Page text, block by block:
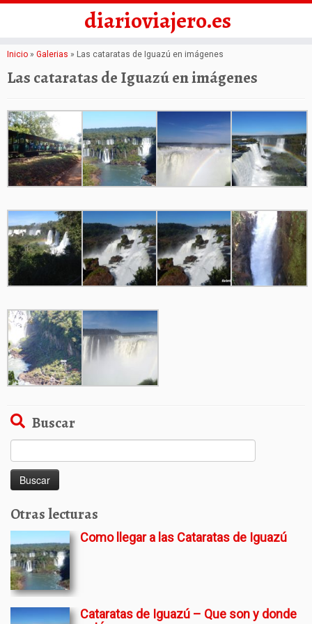
Saltar
al
diarioviajero.es
Inicio » Galerias » Las cataratas de Iguazú en imágenes
Las cataratas de Iguazú en imágenes
Buscar
Otras lecturas
Como llegar a las Cataratas de Iguazú
Cataratas de Iguazú – Que son y donde